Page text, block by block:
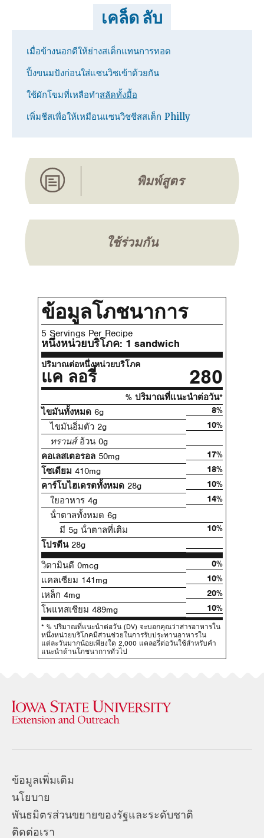
เคล็ด ลับ
เมื่อข้างนอกดีให้ย่างสเต็กแทนการทอด
ปิ้งขนมปังก่อนใส่แซนวิชเข้าด้วยกัน
ใช้ผักโขมที่เหลือทําสลัดทั้งมื้อ
เพิ่มชีสเพื่อให้เหมือนแซนวิชชีสสเต็ก Philly
พิมพ์สูตร
ใช้ร่วมกัน
ข้อมูลโภชนาการ
5 Servings Per Recipe
หนึ่งหน่วยบริโภค: 1 sandwich
ปริมาณต่อหนึ่งหน่วยบริโภค
แค ลอรี่ 280
% ปริมาณที่แนะนําต่อวัน*
ไขมันทั้งหมด 6g
8%
ไขมันอิ่มตัว 2g
10%
ทรานส์อ้วน 0g
คอเลสเตอรอล 50mg
17%
โซเดียม 410mg
18%
คาร์โบไฮเดรตทั้งหมด 28g
10%
ใยอาหาร 4g
14%
น้ําตาลทั้งหมด 6g
มี 5g น้ําตาลที่เติม
10%
โปรตีน28g
วิตามินดี 0mcg
0%
แคลเซียม 141mg
10%
เหล็ก 4mg
20%
โพแทสเซียม 489mg
10%
* % ปริมาณที่แนะนําต่อวัน (DV) จะบอกคุณว่าสารอาหารใน
หนึ่งหน่วยบริโภคมีส่วนช่วยในการรับประทานอาหารใน
แต่ละวันมากน้อยเพียงใด 2,000 แคลอรี่ต่อวันใช้สําหรับคํา
แนะนําด้านโภชนาการทั่วไป
ข้อมูลเพิ่มเติม
นโยบาย
พันธมิตรส่วนขยายของรัฐและระดับชาติ
ติดต่อเรา